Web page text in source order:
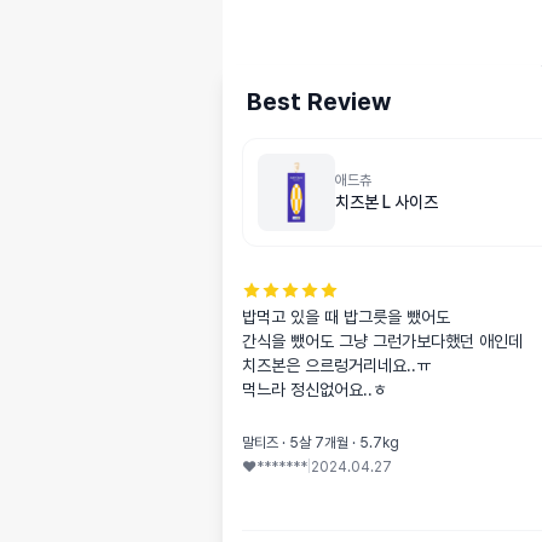
Best Review
애드츄
치즈본 L 사이즈
밥먹고 있을 때 밥그릇을 뺐어도
간식을 뺐어도 그냥 그런가보다했던 애인데
치즈본은 으르렁거리네요..ㅠ
먹느라 정신없어요..ㅎ
말티즈 · 5살 7개월 · 5.7kg
❤******* 2024.04.27